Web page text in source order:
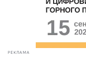
РЕКЛАМА